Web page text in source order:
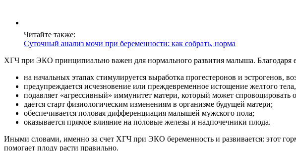
Читайте также:
Суточный анализ мочи при беременности: как собрать, норма
ХГЧ при ЭКО принципиально важен для нормального развития малыша. Благодаря
на начальных этапах стимулируется выработка прогестеронов и
предупреждается исчезновение или преждевременное истощение желтого
подавляет «агрессивный» иммунитет матери, который может спровоцировать
дается старт физиологическим изменениям в организме будущей матери;
обеспечивается половая дифференциация малышей мужского пола;
оказывается прямое влияние на половые железы и надпочечники плода.
Иными словами, именно за счет ХГЧ при ЭКО беременность и развивается: этот
помогает плоду расти правильно.